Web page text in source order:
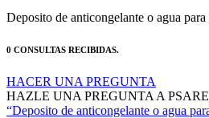
Deposito de anticongelante o agua
0 CONSULTAS RECIBIDAS.
HACER UNA PREGUNTA
HAZLE UNA PREGUNTA A
“Deposito de anticongelante o agua